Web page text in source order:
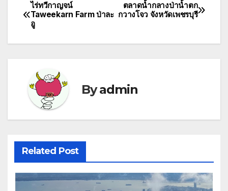
Post
navigation
ตลาดน้ำกลางป่าน้ำตก
กวางโจว จังหวัดเพชรบุรี
ไร่ทวีกาญจน์
Taweekarn Farm ป่าละ
อู
Byadmin
Related Post